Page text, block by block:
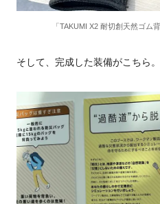
「TAKUMI X2 耐切創天然ゴム
そして、完成した装備がこちら。